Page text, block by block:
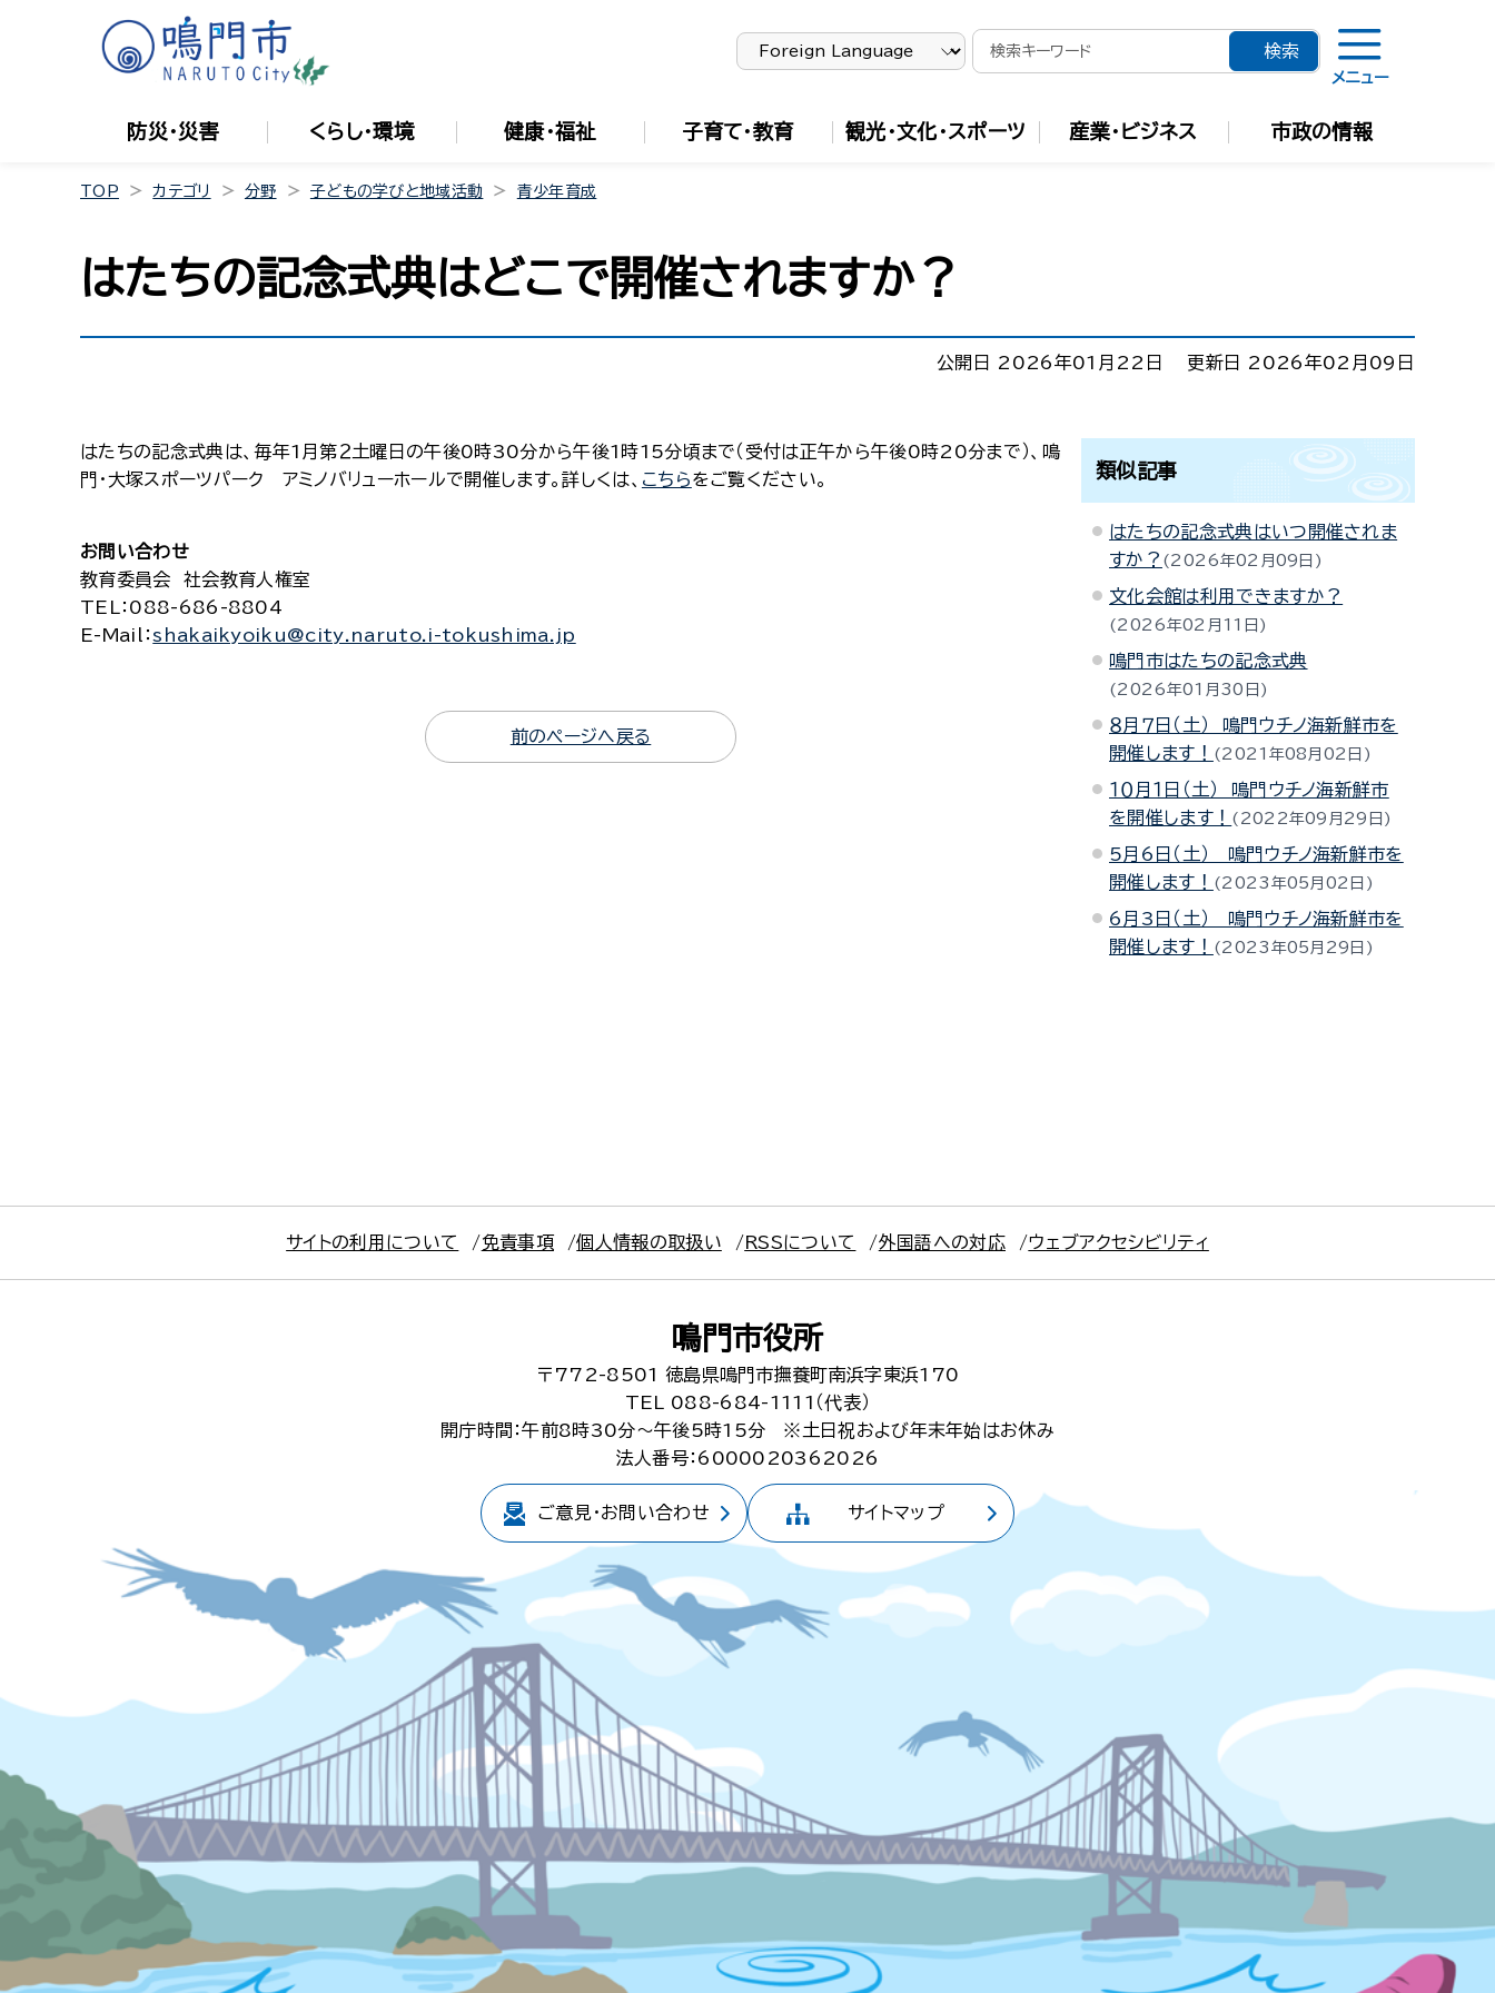
メニュー
防災・災害 くらし・環境 健康・福祉 子育て・教育 観光・文化・スポーツ 産業・ビジネス 市政の情報
TOP カテゴリ 分野 子どもの学びと地域活動 青少年育成
はたちの記念式典はどこで開催されますか？
公開日 2026年01月22日 更新日 2026年02月09日
はたちの記念式典は、毎年1月第２土曜日の午後0時30分から午後1時15分頃まで（受付は正午から午後0時20分まで）、鳴
門・大塚スポーツパーク アミノバリューホールで開催します。詳しくは、 こちらをご覧ください。
お問い合わせ
教育委員会 社会教育人権室
TEL
：088-686-8804
E-Mail
： shakaikyoiku@city.naruto.i-tokushima.jp
前のページへ戻る
類似記事
はたちの記念式典はいつ開催されま
すか？
2026年02月09日
文化会館は利用できますか？
2026年02月11日
鳴門市はたちの記念式典
2026年01月30日
８月７日（土） 鳴門ウチノ海新鮮市を
開催します！
2021年08月02日
１０月１日（土） 鳴門ウチノ海新鮮市
を開催します！
2022年09月29日
5月6日（土） 鳴門ウチノ海新鮮市を
開催します！
2023年05月02日
6月3日（土） 鳴門ウチノ海新鮮市を
開催します！
2023年05月29日
サイトの利用について 免責事項 個人情報の取扱い RSSについて 外国語への対応 ウェブアクセシビリティ
鳴門市役所
〒772-8501
徳島県鳴門市撫養町南浜字東浜170
TEL 088-684-1111（代表）
開庁時間：午前8時30分～午後5時15分
※土日祝および年末年始はお休み
法人番号：6000020362026
ご意見・お問い合わせ サイトマップ